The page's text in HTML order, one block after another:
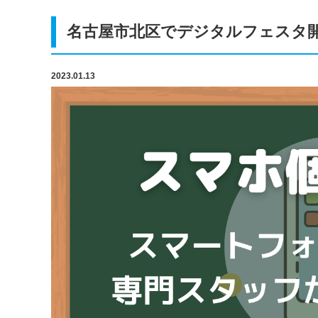
名古屋市北区でデジタルフェスタ
2023.01.13